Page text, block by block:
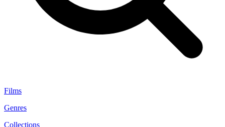
Films
Genres
Collections